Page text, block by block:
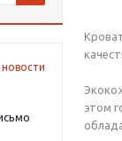
этом